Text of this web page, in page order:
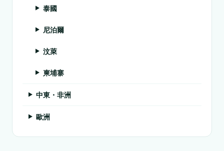
泰國
尼泊爾
汶萊
柬埔寨
中東・非洲
歐洲